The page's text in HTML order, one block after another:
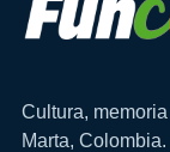
Cultura,
Marta, Colombia.